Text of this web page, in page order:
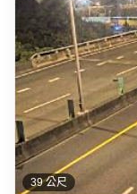
39 公尺